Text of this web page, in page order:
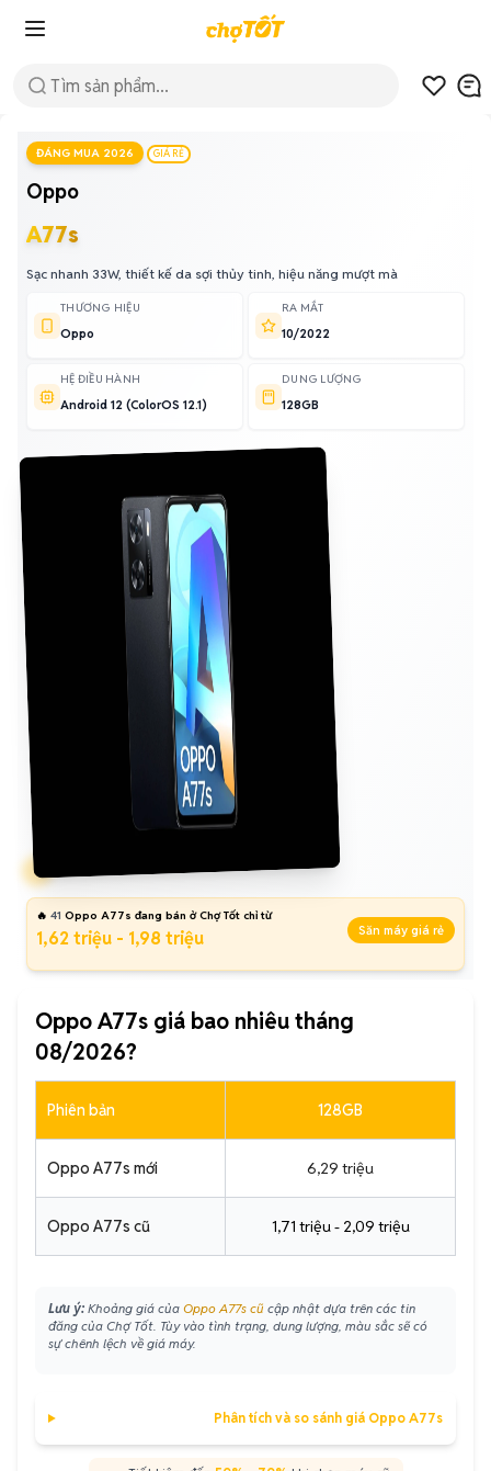
ĐÁNG MUA 2026 GIÁ RẺ
Oppo
A77s
Sạc nhanh 33W, thiết kế da sợi thủy tinh, hiệu năng mượt mà
THƯƠNG HIỆU
Oppo
RA MẮT
10/2022
HỆ ĐIỀU HÀNH
Android 12 (ColorOS 12.1)
DUNG LƯỢNG
128GB
🔥 41 Oppo A77s đang bán ở Chợ Tốt chỉ từ
1,62 triệu - 1,98 triệu Săn máy giá rẻ
Oppo A77s giá bao nhiêu tháng
08/2026?
Phiên bản 128GB
Oppo A77s mới 6,29 triệu
Oppo A77s cũ 1,71 triệu - 2,09 triệu
Lưu ý: Khoảng giá của Oppo A77s cũ cập nhật dựa trên các tin
đăng của Chợ Tốt. Tùy vào tình trạng, dung lượng, màu sắc sẽ có
sự chênh lệch về giá máy.
Phân tích và so sánh giá Oppo A77s